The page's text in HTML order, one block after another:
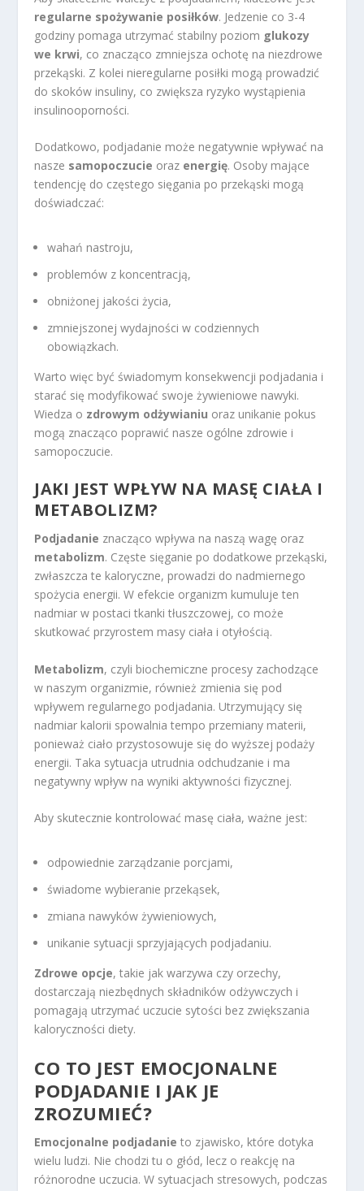
regularne spożywanie posiłków. Jedzenie co 3-4
godziny pomaga utrzymać stabilny poziom glukozy
we krwi, co znacząco zmniejsza ochotę na niezdrowe
przekąski. Z kolei nieregularne posiłki mogą prowadzić
do skoków insuliny, co zwiększa ryzyko wystąpienia
insulinooporności.
Dodatkowo, podjadanie może negatywnie wpływać na
nasze samopoczucie oraz energię. Osoby mające
tendencję do częstego sięgania po przekąski mogą
doświadczać:
wahań nastroju,
problemów z koncentracją,
obniżonej jakości życia,
zmniejszonej wydajności w codziennych
obowiązkach.
Warto więc być świadomym konsekwencji podjadania i
starać się modyfikować swoje żywieniowe nawyki.
Wiedza o zdrowym odżywianiu oraz unikanie pokus
mogą znacząco poprawić nasze ogólne zdrowie i
samopoczucie.
JAKI JEST WPŁYW NA MASĘ CIAŁA I
METABOLIZM?
Podjadanie znacząco wpływa na naszą wagę oraz
metabolizm. Częste sięganie po dodatkowe przekąski,
zwłaszcza te kaloryczne, prowadzi do nadmiernego
spożycia energii. W efekcie organizm kumuluje ten
nadmiar w postaci tkanki tłuszczowej, co może
skutkować przyrostem masy ciała i otyłością.
Metabolizm, czyli biochemiczne procesy zachodzące
w naszym organizmie, również zmienia się pod
wpływem regularnego podjadania. Utrzymujący się
nadmiar kalorii spowalnia tempo przemiany materii,
ponieważ ciało przystosowuje się do wyższej podaży
energii. Taka sytuacja utrudnia odchudzanie i ma
negatywny wpływ na wyniki aktywności fizycznej.
Aby skutecznie kontrolować masę ciała, ważne jest:
odpowiednie zarządzanie porcjami,
świadome wybieranie przekąsek,
zmiana nawyków żywieniowych,
unikanie sytuacji sprzyjających podjadaniu.
Zdrowe opcje, takie jak warzywa czy orzechy,
dostarczają niezbędnych składników odżywczych i
pomagają utrzymać uczucie sytości bez zwiększania
kaloryczności diety.
CO TO JEST EMOCJONALNE
PODJADANIE I JAK JE
ZROZUMIEĆ?
Emocjonalne podjadanie to zjawisko, które dotyka
wielu ludzi. Nie chodzi tu o głód, lecz o reakcję na
różnorodne uczucia. W sytuacjach stresowych, podczas